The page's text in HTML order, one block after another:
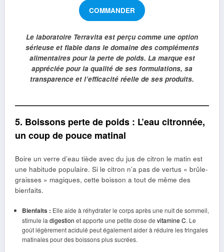
COMMANDER
Le laboratoire Terravita est perçu comme une option
sérieuse et fiable dans le domaine des compléments
alimentaires pour la perte de poids. La marque est
appréciée pour la qualité de ses formulations, sa
transparence et l’efficacité réelle de ses produits.
5. Boissons perte de poids : L’eau citronnée,
un coup de pouce matinal
Boire un verre d’eau tiède avec du jus de citron le matin est
une habitude populaire. Si le citron n’a pas de vertus « brûle-
graisses » magiques, cette boisson a tout de même des
bienfaits.
Bienfaits : Elle aide à réhydrater le corps après une nuit de sommeil,
stimule la digestion et apporte une petite dose de vitamine C. Le
goût légèrement acidulé peut également aider à réduire les fringales
matinales pour des boissons plus sucrées.